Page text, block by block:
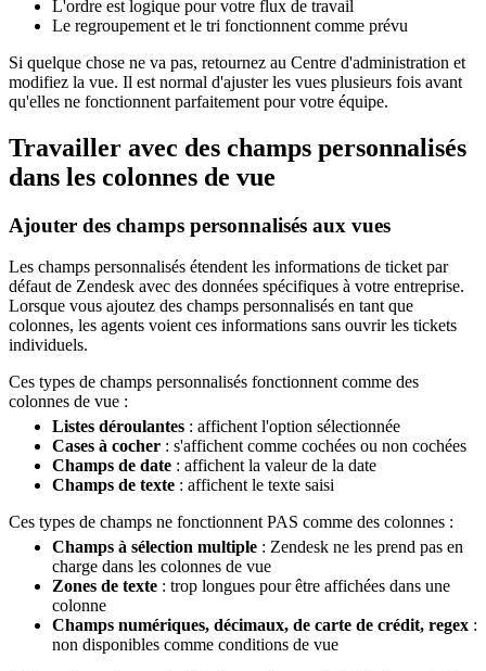
L'ordre est logique pour votre flux de travail
Le regroupement et le tri fonctionnent comme prévu
Si quelque chose ne va pas, retournez au Centre d'administration et
modifiez la vue. Il est normal d'ajuster les vues plusieurs fois avant
qu'elles ne fonctionnent parfaitement pour votre équipe.
Travailler avec des champs personnalisés
dans les colonnes de vue
Ajouter des champs personnalisés aux vues
Les champs personnalisés étendent les informations de ticket par
défaut de Zendesk avec des données spécifiques à votre entreprise.
Lorsque vous ajoutez des champs personnalisés en tant que
colonnes, les agents voient ces informations sans ouvrir les tickets
individuels.
Ces types de champs personnalisés fonctionnent comme des
colonnes de vue :
Listes déroulantes : affichent l'option sélectionnée
Cases à cocher : s'affichent comme cochées ou non cochées
Champs de date : affichent la valeur de la date
Champs de texte : affichent le texte saisi
Ces types de champs ne fonctionnent PAS comme des colonnes :
Champs à sélection multiple : Zendesk ne les prend pas en
charge dans les colonnes de vue
Zones de texte : trop longues pour être affichées dans une
colonne
Champs numériques, décimaux, de carte de crédit, regex :
non disponibles comme conditions de vue